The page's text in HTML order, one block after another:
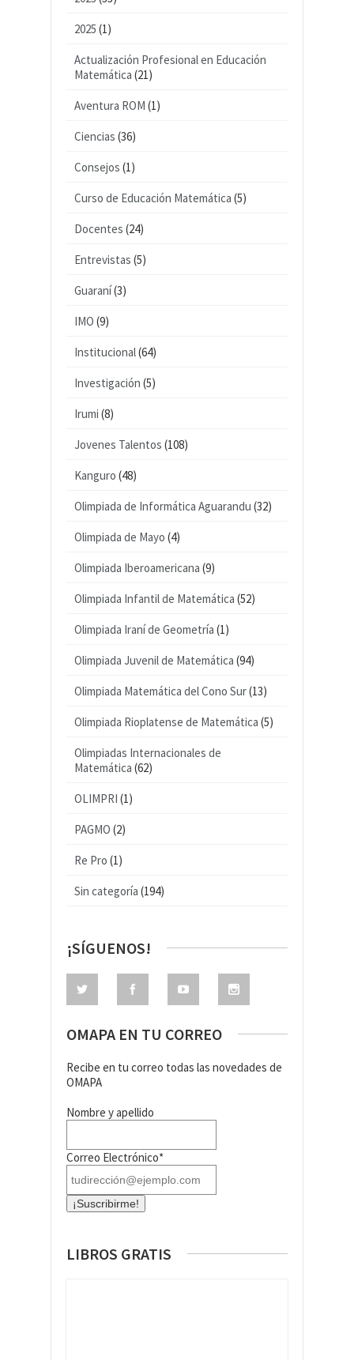
2025 (1)
Actualización Profesional en Educación
Matemática (21)
Aventura ROM (1)
Ciencias (36)
Consejos (1)
Curso de Educación Matemática (5)
Docentes (24)
Entrevistas (5)
Guaraní(3)
IMO (9)
Institucional(64)
Investigación (5)
Irumi (8)
Jovenes Talentos (108)
Kanguro (48)
Olimpiada de Informática Aguarandu (32)
Olimpiada de Mayo (4)
Olimpiada Iberoamericana (9)
Olimpiada Infantil de Matemática (52)
Olimpiada Iraní de Geometría (1)
Olimpiada Juvenil de Matemática (94)
Olimpiada Matemática del Cono Sur(13)
Olimpiada Rioplatense de Matemática (5)
Olimpiadas Internacionales de
Matemática (62)
OLIMPRI (1)
PAGMO (2)
Re Pro (1)
Sin categoría (194)
¡SÍGUENOS!
OMAPA EN TU CORREO
Recibe en tu correo todas las novedades de
OMAPA
Nombre y apellido
Correo Electrónico*
LIBROS GRATIS